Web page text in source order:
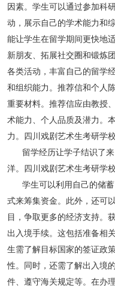
因素。学生可以通过参加科
动，展示自己的学术能力和
能让学生在留学期间更快地
新朋友、拓展社交圈和锻炼
各类活动，丰富自己的留学
和组织能力。推荐信和个人
重要材料。推荐信应由教授
术能力、个人品质及潜力。
力。四川戏剧艺术生考研学校
留学经历让学子结识了
洋。四川戏剧艺术生考研学校
学生可以利用自己的储
式来筹集资金。此外，还可
目，争取更多的经济支持。
出入境手续。这包括准备相
生需了解目标国家的签证政
性。同时，还需了解出入境
件、遵守海关规定等。在办